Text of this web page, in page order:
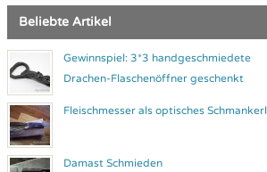
Beliebte Artikel
Gewinnspiel: 3*3 handgeschmiedete
Drachen-Flaschenöffner geschenkt
Fleischmesser als optisches Schmankerl
Damast Schmieden